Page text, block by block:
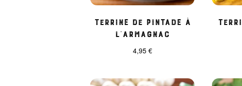
Terrine de pintade à
l’Armagnac
4,95 €